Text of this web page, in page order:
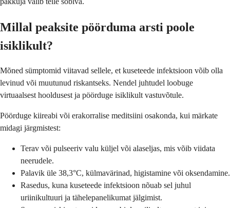
Millal peaksite pöörduma arsti poole
isiklikult?
Mõned sümptomid viitavad sellele, et kuseteede infektsioon võib olla
levinud või muutunud riskantseks. Nendel juhtudel loobuge
virtuaalsest hooldusest ja pöörduge isiklikult vastuvõtule.
Pöörduge kiireabi või erakorralise meditsiini osakonda, kui märkate
midagi järgmistest:
Terav või pulseeriv valu küljel või alaseljas, mis võib viidata
neerudele.
Palavik üle 38,3°C, külmavärinad, higistamine või oksendamine.
Rasedus, kuna kuseteede infektsioon nõuab sel juhul
uriinikultuuri ja tähelepanelikumat jälgimist.